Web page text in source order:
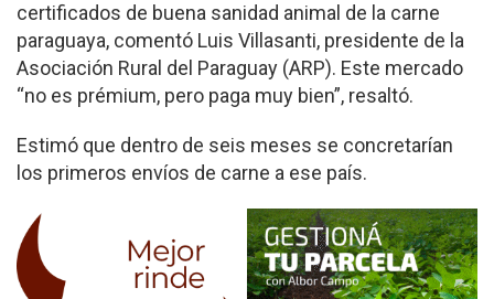
certificados de buena sanidad animal de la carne
paraguaya, comentó Luis Villasanti, presidente de la
Asociación Rural del Paraguay (ARP). Este mercado
“no es prémium, pero paga muy bien”, resaltó.
Estimó que dentro de seis meses se concretarían
los primeros envíos de carne a ese país.